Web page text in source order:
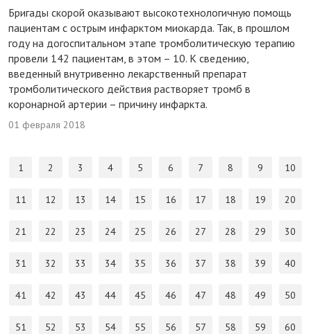
Бригады скорой оказывают высокотехнологичную помощь
пациентам с острым инфарктом миокарда. Так, в прошлом
году на догоспитальном этапе тромболитическую терапию
провели 142 пациентам, в этом – 10. К сведению,
введенный внутривенно лекарственный препарат
тромболитического действия растворяет тромб в
коронарной артерии – причину инфаркта.
01 февраля 2018
1 2 3 4 5 6 7 8 9 10
11 12 13 14 15 16 17 18 19 20
21 22 23 24 25 26 27 28 29 30
31 32 33 34 35 36 37 38 39 40
41 42 43 44 45 46 47 48 49 50
51 52 53 54 55 56 57 58 59 60